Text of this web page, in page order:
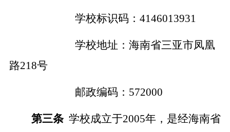
学校标识码： 4146013931
学校地址： 海南省三亚市凤凰
路218号
邮政编码 ： 572000
第三条 学校成立于2005年， 是经海南省